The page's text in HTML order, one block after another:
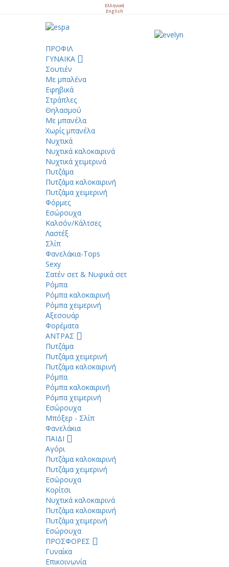
Ελληνικά
English
ΠΡΟΦΙΛ
ΓΥΝΑΙΚΑ
Σουτιέν
Με μπαλένα
Εφηβικά
Στράπλες
Θηλασμού
Με μπανέλα
Χωρίς μπανέλα
Νυχτικά
Νυχτικά καλοκαιρινά
Νυχτικά χειμερινά
Πυτζάμα
Πυτζάμα καλοκαιρινή
Πυτζάμα χειμερινή
Φόρμες
Εσώρουχα
Καλσόν/Κάλτσες
Λαστέξ
Σλίπ
Φανελάκια-Tops
Sexy
Σατέν σετ & Νυφικά σετ
Ρόμπα
Ρόμπα καλοκαιρινή
Ρόμπα χειμερινή
Αξεσουάρ
Φορέματα
ΑΝΤΡΑΣ
Πυτζάμα
Πυτζάμα χειμερινή
Πυτζάμα καλοκαιρινή
Ρόμπα
Ρόμπα καλοκαιρινή
Ρόμπα χειμερινή
Εσώρουχα
Μπόξερ - Σλίπ
Φανελάκια
ΠΑΙΔΙ
Αγόρι
Πυτζάμα καλοκαιρινή
Πυτζάμα χειμερινή
Εσώρουχα
Κορίτσι
Νυχτικά καλοκαιρινά
Πυτζάμα καλοκαιρινή
Πυτζάμα χειμερινή
Εσώρουχα
ΠΡΟΣΦΟΡΕΣ
Γυναίκα
Επικοινωνία